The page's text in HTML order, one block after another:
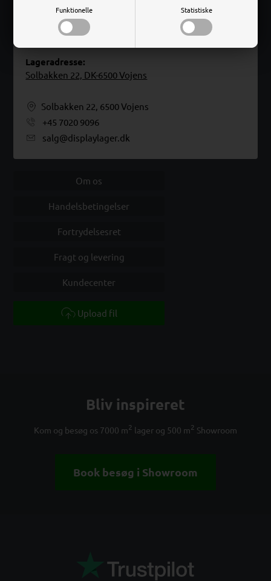
Funktionelle Statistiske
Lageradresse:
Solbakken 22, DK-6500 Vojens
Solbakken 22, 6500 Vojens
+45 7020 9096
salg@displaylager.dk
Om os
Handelsbetingelser
Fortrydelsesret
Fragt og levering
Kundecenter
Upload fil
Bliv inspireret
Kom og besøg os 7000 m2 lager og 500 m2 Showroom
Book besøg i Showroom